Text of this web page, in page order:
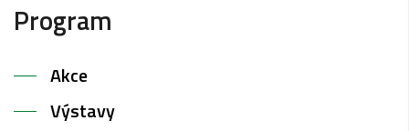
Program
Akce
Výstavy